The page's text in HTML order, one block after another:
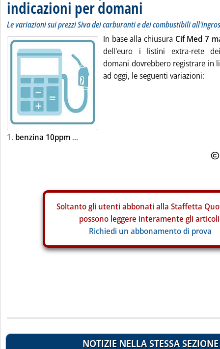
indicazioni per domani
Le variazioni sui prezzi Siva dei carburanti e dei combustibili
In base alla chiusura Cif Med 7
dell'euro i listini extra-rete
domani dovrebbero registrare in
ad oggi, le seguenti variazioni:
1. benzina 10ppm ...
Soltanto gli utenti abbonati alla Staffetta
possono leggere interamente gli
Richiedi un abbonamento di prova
NOTIZIE NELLA STESSA SEZIONE